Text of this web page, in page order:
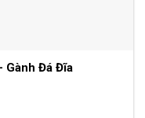
Gành Đá Đĩa